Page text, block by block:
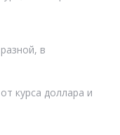
в
курса доллара и